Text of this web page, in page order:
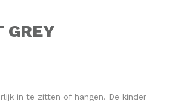
GREY
in te zitten of hangen. De kinder